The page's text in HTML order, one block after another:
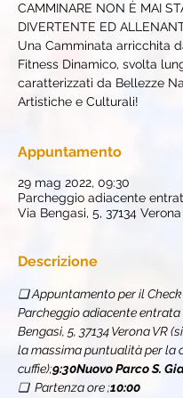
CAMMINARE NON È MAI
DIVERTENTE ED
Una Camminata arricchita
Fitness Dinamico, svolta
caratterizzati da Bellezze
Artistiche e Culturali!
Appuntamento
29 mag 2022, 09:30
Parcheggio adiacente
Via Bengasi, 5, 37134
Descrizione
❏ Appuntamento per il
Parcheggio adiacente entrata
Bengasi, 5, 37134 Verona VR
la massima puntualità per la
cuffie);9:30Nuovo Parco S.
❏  Partenza ore ;10:00